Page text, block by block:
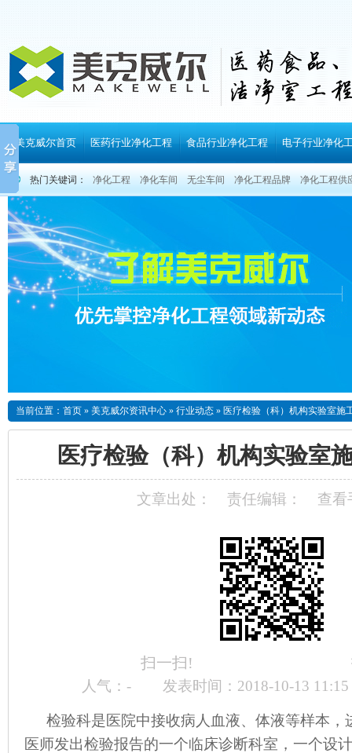
美克威尔首页 医药行业净化工程 食品行业净化工程 电子行业净化
热门关键词： 净化工程 净化车间 无尘车间 净化工程品牌 净化工程供
当前位置： 首页 » 美克威尔资讯中心 » 行业动态 » 医疗检验（科）机构实验室施
医疗检验（科）机构实验室
文章出处： 责任编辑： 查看
扫一扫!
人气： - 发表时间：2018-10-13 11:15
检验科是医院中接收病人血液、体液等样本，
医师发出检验报告的一个临床诊断科室，一个设